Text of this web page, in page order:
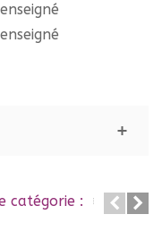
catégorie :